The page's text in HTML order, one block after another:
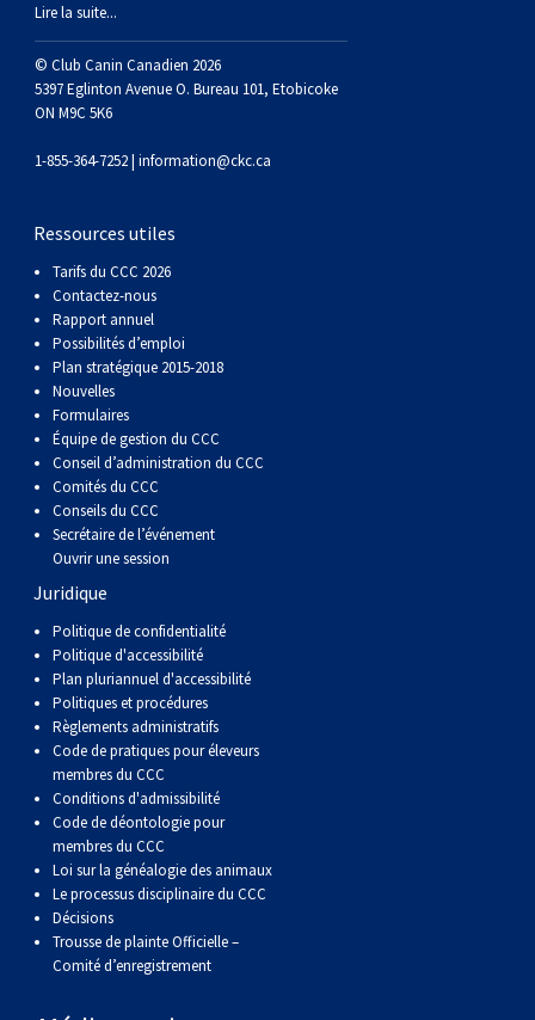
Lire la suite...
© Club Canin Canadien 2026
5397 Eglinton Avenue O. Bureau 101, Etobicoke
ON M9C 5K6
1-855-364-7252 | information@ckc.ca
Ressources utiles
Tarifs du CCC 2026
Contactez-nous
Rapport annuel
Possibilités d’emploi
Plan stratégique 2015-2018
Nouvelles
Formulaires
Équipe de gestion du CCC
Conseil d’administration du CCC
Comités du CCC
Conseils du CCC
Secrétaire de l’événement
Ouvrir une session
Juridique
Politique de confidentialité
Politique d'accessibilité
Plan pluriannuel d'accessibilité
Politiques et procédures
Règlements administratifs
Code de pratiques pour éleveurs
membres du CCC
Conditions d'admissibilité
Code de déontologie pour
membres du CCC
Loi sur la généalogie des animaux
Le processus disciplinaire du CCC
Décisions
Trousse de plainte Officielle –
Comité d’enregistrement